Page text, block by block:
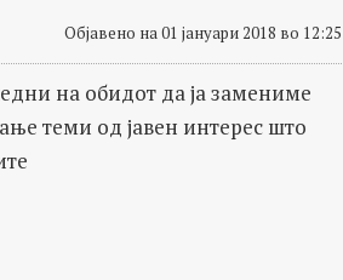
Објавено на 01 јануари 2018 во 12:25
на обидот да ја замениме
теми од јавен интерес што